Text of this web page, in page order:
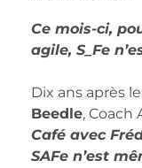
Ce mois-ci,
agile, S_Fe
Dix ans après
Beedle, Coach
Café avec
SAFe n’est